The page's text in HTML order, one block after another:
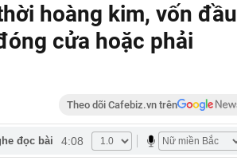
hoàng kim, vốn đầu
cửa hoặc phải
Theo dõi Cafebiz.vn trên
đọc bài 4:08